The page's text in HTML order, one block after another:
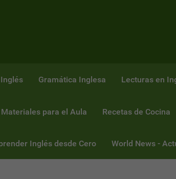
Gramática Inglesa Lecturas en
Materiales para el Aula Recetas de Cocina
Inglés desde Cero World News -